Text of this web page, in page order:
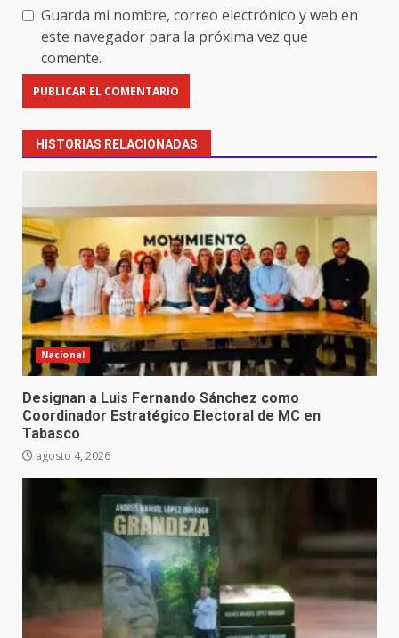
Guarda mi nombre, correo electrónico y web en
este navegador para la próxima vez que
comente.
HISTORIAS RELACIONADAS
Nacional
Designan a Luis Fernando Sánchez como
Coordinador Estratégico Electoral de MC en
Tabasco
agosto 4, 2026